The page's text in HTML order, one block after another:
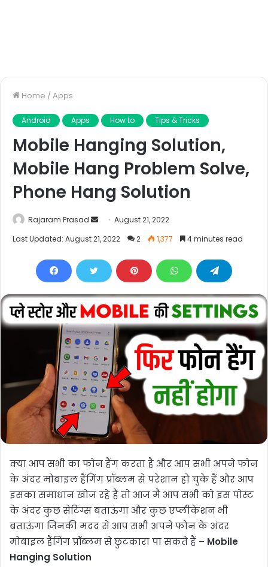
Home / Apps
Android Apps How to Tips & Tricks
Mobile Hanging Solution,
Mobile Hang Problem Solve,
Phone Hang Solution
Rajaram Prasad
SendAugust 21, 2022
Last Updated: August 21, 2022
2 1,377 4 minutes read
क्या आप सभी का फोन हैंग करता है और आप सभी अपने फोन
के अंदर मोबाइल हैंगिंग प्रॉब्लम से परेशान हो चुके हैं और आप
इसका समाधान खोज रहे हैं तो आज मैं आप सभी को इस पोस्ट
के अंदर कुछ सेटिंग्स बताऊंगा और कुछ एप्लीकेशन भी
बताऊंगा जिनकी मदद से आप सभी अपने फोन के अंदर
मोबाइल हैंगिंग प्रॉब्लम से छुटकारा पा सकते हैं – Mobile
Hanging Solution